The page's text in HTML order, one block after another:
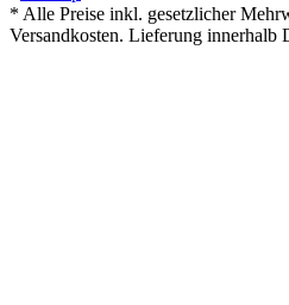
* Alle Preise inkl. gesetzlicher
Versandkosten. Lieferung innerhalb